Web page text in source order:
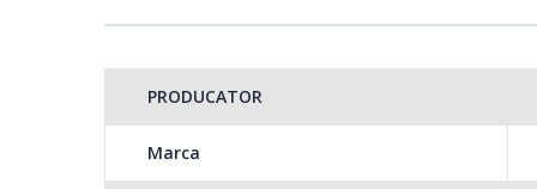
- Usi reversibile
- Culoare Inox
PRODUCATOR
Marca